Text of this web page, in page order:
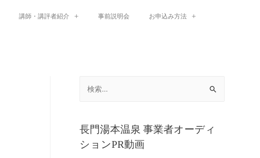
講師・講評者紹介 事前説明会 お申込み方法
長門湯本温泉 事業者オーディ
ションPR動画